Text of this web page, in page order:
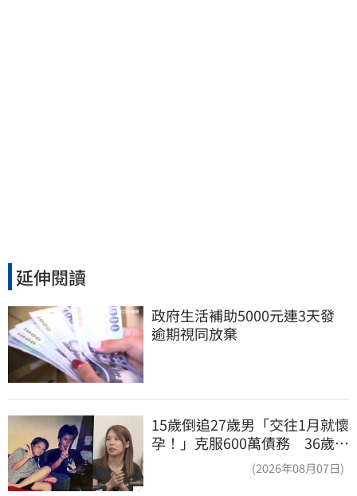
延伸閱讀
政府生活補助5000元連3天發
逾期視同放棄
15歲倒追27歲男「交往1月就懷
孕！」克服600萬債務 36歲美
(2026年08月07日)